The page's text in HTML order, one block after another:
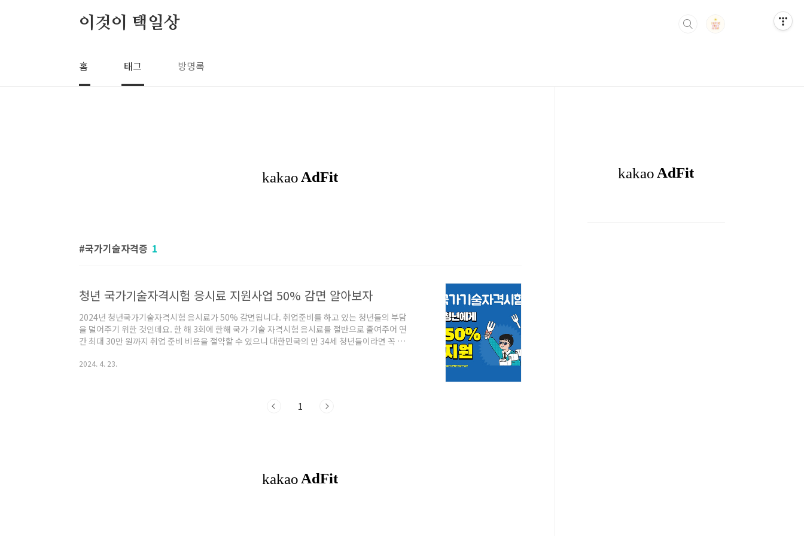
이것이 택일상
홈 태그 방명록
국가기술자격증 1
청년 국가기술자격시험 응시료 지원사업 50% 감면 알아보자
2024년 청년국가기술자격시험 응시료가 50% 감면됩니다. 취업준비를 하고 있는 청년들의 부담
을 덜어주기 위한 것인데요. 한 해 3회에 한해 국가 기술 자격시험 응시료를 절반으로 줄여주어 연
간 최대 30만 원까지 취업 준비 비용을 절약할 수 있으니 대한민국의 만 34세 청년들이라면 꼭 활
신청방법은? 4. 유의할점 5. 마무리 하며 자격시험 종류부터 해당 지원사업(청년 국가기술자격시
2024. 4. 23.
1